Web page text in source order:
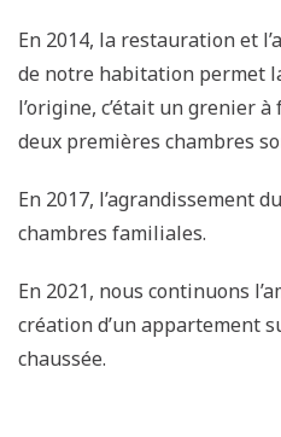
En 2014, la restauration et
de notre habitation permet
l’origine, c’était un grenier
deux premières chambres
En 2017, l’agrandissement
chambres familiales.
En 2021, nous continuons
création d’un appartement
chaussée.